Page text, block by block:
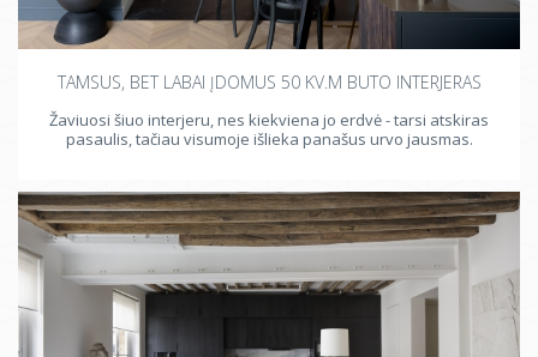
TAMSUS, BET LABAI ĮDOMUS 50 KV.M BUTO INTERJERAS
Žaviuosi šiuo interjeru, nes kiekviena jo erdvė - tarsi atskiras
pasaulis, tačiau visumoje išlieka panašus urvo jausmas.